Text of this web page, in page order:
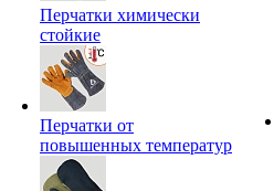
Перчатки химически
стойкие
Перчатки от
повышенных температур